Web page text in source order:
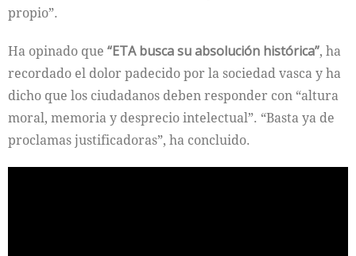
propio”.
Ha opinado que “ETAbusca su absolución histórica”, ha
recordado el dolor padecido por la sociedad vasca y ha
dicho que los ciudadanos deben responder con “altura
moral, memoria y desprecio intelectual”. “Basta ya de
proclamas justificadoras”, ha concluido.